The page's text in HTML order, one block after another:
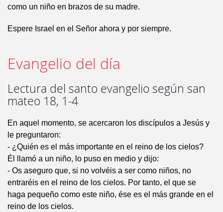
como un niño en brazos de su madre.
Espere Israel en el Señor ahora y por siempre.
Evangelio del día
Lectura del santo evangelio según san
mateo 18, 1-4
En aquel momento, se acercaron los discípulos a Jesús y
le preguntaron:
- ¿Quién es el más importante en el reino de los cielos?
Él llamó a un niño, lo puso en medio y dijo:
- Os aseguro que, si no volvéis a ser como niños, no
entraréis en el reino de los cielos. Por tanto, el que se
haga pequeño como este niño, ése es el más grande en el
reino de los cielos.